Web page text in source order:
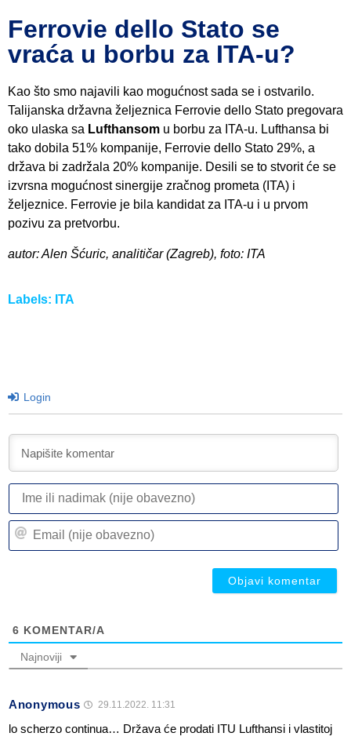
Ferrovie dello Stato se
vraća u borbu za ITA-u?
Kao što smo najavili kao mogućnost sada se i ostvarilo.
Talijanska državna željeznica Ferrovie dello Stato pregovara
oko ulaska sa Lufthansom u borbu za ITA-u. Lufthansa bi
tako dobila 51% kompanije, Ferrovie dello Stato 29%, a
država bi zadržala 20% kompanije. Desili se to stvorit će se
izvrsna mogućnost sinergije zračnog prometa (ITA) i
željeznice. Ferrovie je bila kandidat za ITA-u i u prvom
pozivu za pretvorbu.
autor: Alen Šćuric, analitičar (Zagreb), foto: ITA
Labels: ITA
Login
6 KOMENTAR/A
Najnoviji
Anonymous 29.11.2022. 11:31
lo scherzo continua… Država će prodati ITU Lufthansi i vlastitoj